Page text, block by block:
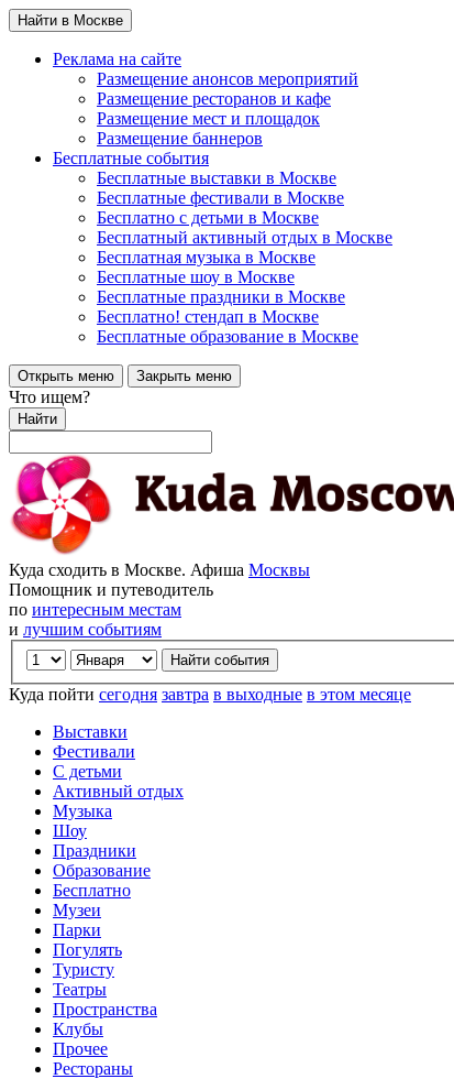
Найти в Москве
Реклама на сайте
Размещение анонсов мероприятий
Размещение ресторанов и кафе
Размещение мест и площадок
Размещение баннеров
Бесплатные события
Бесплатные выставки в Москве
Бесплатные фестивали в Москве
Бесплатно с детьми в Москве
Бесплатный активный отдых в Москве
Бесплатная музыка в Москве
Бесплатные шоу в Москве
Бесплатные праздники в Москве
Бесплатно! стендап в Москве
Бесплатные образование в Москве
Открыть меню Закрыть меню
Что ищем?
Найти
Куда сходить в Москве. Афиша Москвы
Помощник и путеводитель
по интересным местам
и лучшим событиям
Куда пойти сегодня завтра в выходные в этом месяце
Выставки
Фестивали
С детьми
Активный отдых
Музыка
Шоу
Праздники
Образование
Бесплатно
Музеи
Парки
Погулять
Туристу
Театры
Пространства
Клубы
Прочее
Рестораны